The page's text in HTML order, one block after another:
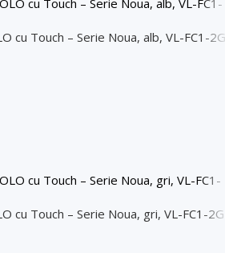
cu Touch – Serie Noua, alb, VL-FC1-
cu Touch – Serie Noua, gri, VL-FC1-